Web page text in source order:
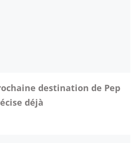
destination de Pep
déjà